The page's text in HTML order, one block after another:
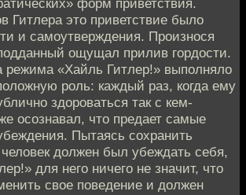
Гитлера это приветствие было
и самоутверждения. Произнося
ощущал прилив гордости.
режима «Хайль Гитлер!» выполняло
роль: каждый раз, когда ему
здороваться так с кем-
осознавал, что предает самые
Пытаясь сохранить
должен был убеждать себя,
для него ничего не значит, что
свое поведение и должен